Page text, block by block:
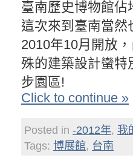
臺南歷史博物館佔
這次來到臺南當
2010年10月開放
殊的建築設計蠻特
步園區!
Click to continue »
Posted in -2012年, 我
Tags: 博展館, 台南